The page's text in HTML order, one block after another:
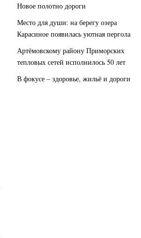
Новое полотно дороги
Место для души: на берегу озера
Карасиное появилась уютная пергола
Артёмовскому району Приморских
тепловых сетей исполнилось 50 лет
В фокусе – здоровье, жильё и дороги